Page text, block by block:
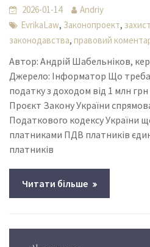
2026-01-14
Andriy
EvrikaLaw, Законопроект,
законодавства,правовий
Автор: Андрій Шабельніков,
Джерело: Інформатор Що
податку з доходом від 1 млн
Проєкт Закону України
Податкового кодексу України
платниками ПДВ платників
платників
Читати більше